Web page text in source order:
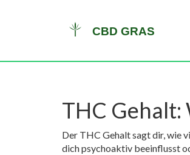
THC Gehalt:
Der THC Gehalt sagt dir, wie
dich psychoaktiv beeinflusst